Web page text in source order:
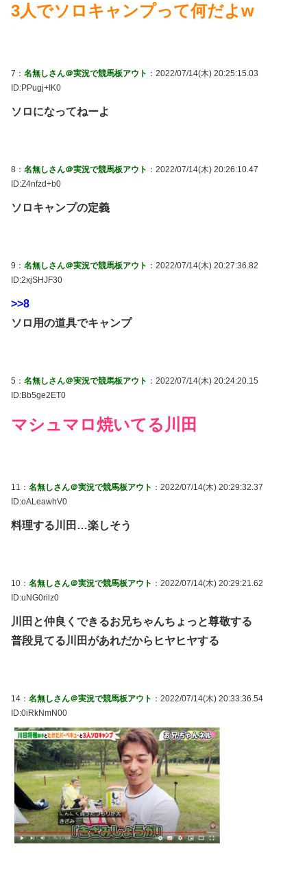
3人でソロキャンプって何だよw
7： 名無しさん＠実況で競馬板アウト ：2022/07/14(木) 20:25:15.03
ID:PPugj+IK0
ソロになってねーよ
8： 名無しさん＠実況で競馬板アウト ：2022/07/14(木) 20:26:10.47
ID:Z4nfzd+b0
ソロキャンプの定義
9： 名無しさん＠実況で競馬板アウト ：2022/07/14(木) 20:27:36.82
ID:2xjSHJF30
>>8
ソロ用の道具でキャンプ
5： 名無しさん＠実況で競馬板アウト ：2022/07/14(木) 20:24:20.15
ID:Bb5ge2ET0
マシュマロ焼いてる川田
11： 名無しさん＠実況で競馬板アウト ：2022/07/14(木) 20:29:32.37
ID:oALeawhV0
料理する川田…楽しそう
10： 名無しさん＠実況で競馬板アウト ：2022/07/14(木) 20:29:21.62
ID:uNG0rilz0
川田と仲良くできるお兄ちゃんちょっと尊敬する
普段見てる川田があれだからヒヤヒヤする
14： 名無しさん＠実況で競馬板アウト ：2022/07/14(木) 20:33:36.54
ID:0iRkNmN00